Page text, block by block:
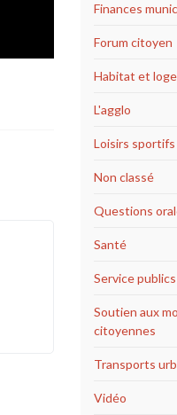
Finances
Forum citoyen
Habitat et
L'agglo
Loisirs sportifs
Non classé
Questions
Santé
Service
Soutien aux
citoyennes
Transports
Vidéo